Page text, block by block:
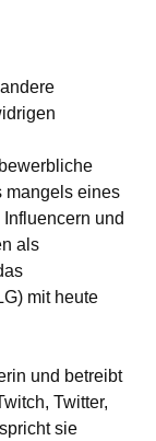
mangels eines
und
als
mit heute
und betreibt
Twitter,
sie